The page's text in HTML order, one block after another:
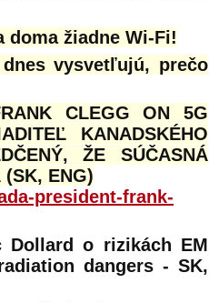
žiadne Wi-Fi!
vysvetľujú, prečo
CLEGG ON 5G
KANADSKÉHO
ŽE SÚČASNÁ
(SK, ENG)
president-frank-
Dollard o rizikách EM
dangers - SK,